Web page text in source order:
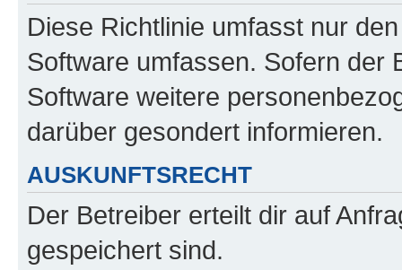
Diese Richtlinie umfasst nur
Software umfassen. Sofern der
Software weitere
darüber gesondert informieren.
AUSKUNFTSRECHT
Der Betreiber erteilt dir auf
gespeichert sind.